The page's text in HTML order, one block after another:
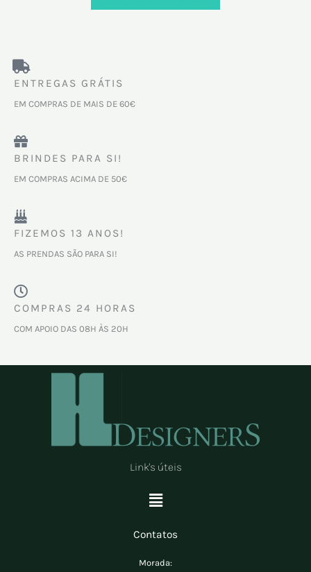
ENTREGAS GRÁTIS
EM COMPRAS DE MAIS DE 60€
BRINDES PARA SI!
EM COMPRAS ACIMA DE 50€
FIZEMOS 13 ANOS!
AS PRENDAS SÃO PARA SI!
COMPRAS 24 HORAS
COM APOIO DAS 08H ÀS 20H
Link's úteis
Menu
Contatos
Morada: